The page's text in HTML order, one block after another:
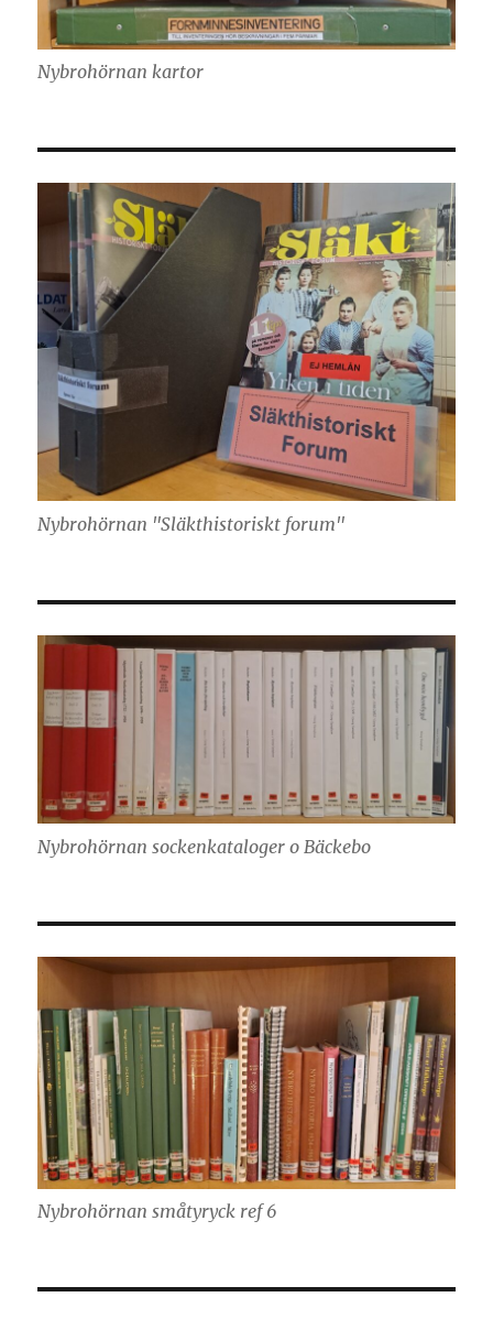
Nybrohörnan kartor
Nybrohörnan "Släkthistoriskt forum"
Nybrohörnan sockenkataloger o Bäckebo
Nybrohörnan småtyryck ref 6